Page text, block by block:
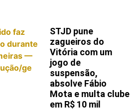
STJD pune
zagueiros do
Vitória com um
jogo de
suspensão,
absolve Fábio
Mota e multa clube
em R$ 10 mil